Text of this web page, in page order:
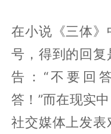
在小说《三体
号，得到的回
告：“不要回
答！”而在现实
社交媒体上发